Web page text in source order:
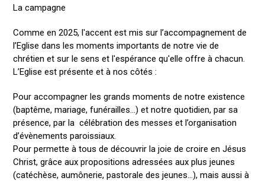
La campagne
Comme en 2025, l'accent est mis sur l’accompagnement de
l’Eglise dans les moments importants de notre vie de
chrétien et sur le sens et l'espérance qu'elle offre à chacun.
L’Eglise est présente et à nos côtés :
Pour accompagner les grands moments de notre existence
(baptême, mariage, funérailles…) et notre quotidien, par sa
présence, par la célébration des messes et l’organisation
d’évènements paroissiaux.
Pour permette à tous de découvrir la joie de croire en Jésus
Christ, grâce aux propositions adressées aux plus jeunes
(catéchèse, aumônerie, pastorale des jeunes…), mais aussi à